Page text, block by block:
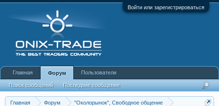
Войти или зарегистрироваться
Главная Форум
"Околорынок", Свободное общение
Главная Форум
Поиск сообщений Последние сообщения
Пользователи